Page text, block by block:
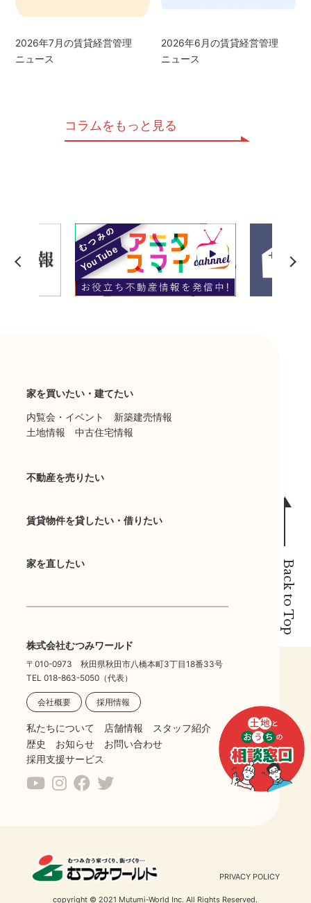
2026年7月の賃貸経営管理
ニュース
2026年6月の賃貸経営管理
ニュース
コラムをもっと見る
家を買いたい・建てたい
内覧会・イベント
新築建売情報
土地情報
中古住宅情報
不動産を売りたい
賃貸物件を貸したい・借りたい
家を直したい
株式会社むつみワールド
〒010-0973 秋田県秋田市八橋本町3丁目18番33号
TEL 018-863-5050（代表）
会社概要 採用情報
私たちについて 店舗情報
スタッフ紹介
歴史
お知らせ
お問い合わせ
採用支援サービス
Back to Top
PRIVACY POLICY
copyright © 2021 Mutumi-World Inc. All Rights Reserved.